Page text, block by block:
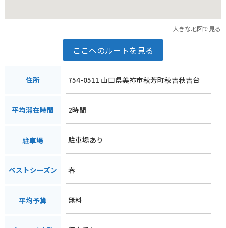
大きな地図で見る
ここへのルートを見る
住所 754-0511 山口県美祢市秋芳町秋吉秋吉台
平均滞在時間 2時間
駐車場 駐車場あり
ベストシーズン 春
平均予算 無料